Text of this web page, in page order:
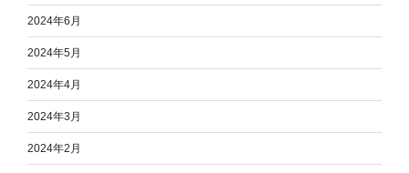
2024年6月
2024年5月
2024年4月
2024年3月
2024年2月